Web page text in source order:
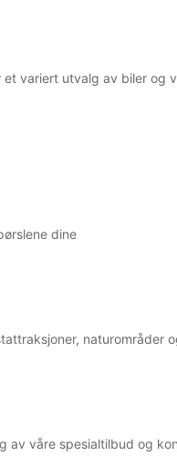
variert utvalg av biler
dine
naturområder
våre spesialtilbud og